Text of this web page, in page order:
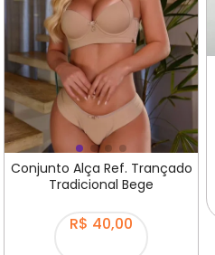
Conjunto Alça Ref. Trançado
Tradicional Bege
R$ 40,00